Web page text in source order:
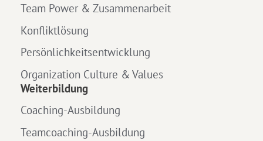
Team Power & Zusammenarbeit
Konfliktlösung
Persönlichkeitsentwicklung
Organization Culture & Values
Weiterbildung
Coaching-Ausbildung
Teamcoaching-Ausbildung